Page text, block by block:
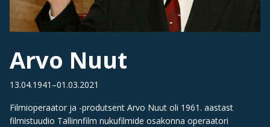
Arvo Nuut
13.04.1941–01.03.2021
Filmioperaator ja -produtsent Arvo Nuut oli 1961. aastast
filmistuudio Tallinnfilm nukufilmide osakonna operaatori